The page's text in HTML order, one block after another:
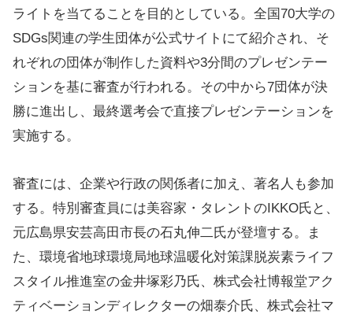
ライトを当てることを目的としている。全国70大学の
SDGs関連の学生団体が公式サイトにて紹介され、そ
れぞれの団体が制作した資料や3分間のプレゼンテー
ションを基に審査が行われる。その中から7団体が決
勝に進出し、最終選考会で直接プレゼンテーションを
実施する。
審査には、企業や行政の関係者に加え、著名人も参加
する。特別審査員には美容家・タレントのIKKO氏と、
元広島県安芸高田市長の石丸伸二氏が登壇する。ま
た、環境省地球環境局地球温暖化対策課脱炭素ライフ
スタイル推進室の金井塚彩乃氏、株式会社博報堂アク
ティベーションディレクターの畑泰介氏、株式会社マ